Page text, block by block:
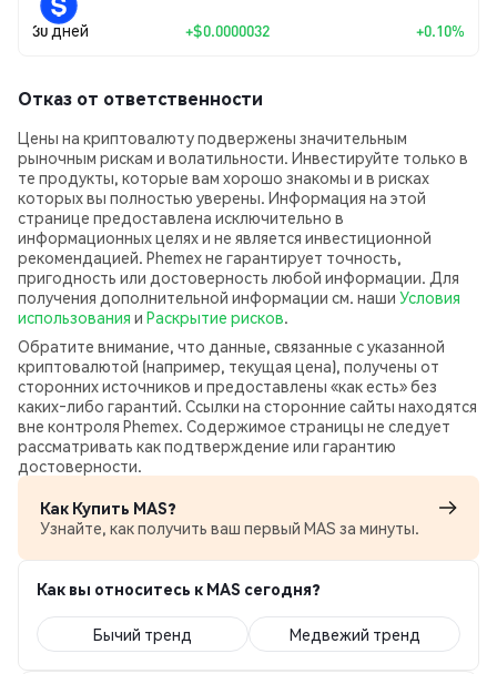
30 дней +$0.0000032 +0.10%
Отказ от ответственности
Цены на криптовалюту подвержены значительным
рыночным рискам и волатильности. Инвестируйте только в
те продукты, которые вам хорошо знакомы и в рисках
которых вы полностью уверены. Информация на этой
странице предоставлена исключительно в
информационных целях и не является инвестиционной
рекомендацией. Phemex не гарантирует точность,
пригодность или достоверность любой информации. Для
получения дополнительной информации см. наши Условия
использования и Раскрытие рисков.
Обратите внимание, что данные, связанные с указанной
криптовалютой (например, текущая цена), получены от
сторонних источников и предоставлены «как есть» без
каких‑либо гарантий. Ссылки на сторонние сайты находятся
вне контроля Phemex. Содержимое страницы не следует
рассматривать как подтверждение или гарантию
достоверности.
Как Купить MAS?
Узнайте, как получить ваш первый MAS за минуты.
Как вы относитесь к MAS сегодня?
Бычий тренд Медвежий тренд